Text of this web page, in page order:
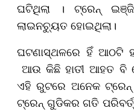
ଘଟିଥିଲା । ଟ୍ରେନ୍
ଲାଇନଚ୍ୟୁତ ହୋଇଥିଲା।
ଘଟଣାସ୍ଥଳରେ ହିଁ ଆଠଟି
ଆଉ କିଛି ହାତୀ ଆହତ ବି
ଏହି ରୁଟରେ ଅନେକ
ଟ୍ରେନ୍ ଗୁଡିକର ଗତି